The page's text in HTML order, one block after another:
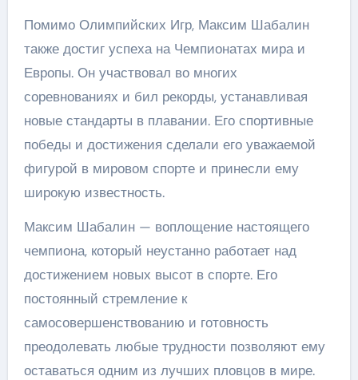
Помимо Олимпийских Игр, Максим Шабалин
также достиг успеха на Чемпионатах мира и
Европы. Он участвовал во многих
соревнованиях и бил рекорды, устанавливая
новые стандарты в плавании. Его спортивные
победы и достижения сделали его уважаемой
фигурой в мировом спорте и принесли ему
широкую известность.
Максим Шабалин — воплощение настоящего
чемпиона, который неустанно работает над
достижением новых высот в спорте. Его
постоянный стремление к
самосовершенствованию и готовность
преодолевать любые трудности позволяют ему
оставаться одним из лучших пловцов в мире.